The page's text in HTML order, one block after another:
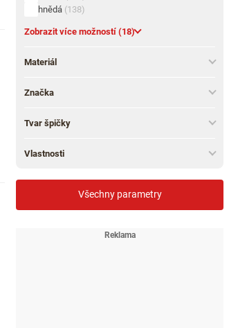
hnědá (138)
Zobrazit více možností (18)
Materiál
Značka
Tvar špičky
Vlastnosti
Všechny parametry